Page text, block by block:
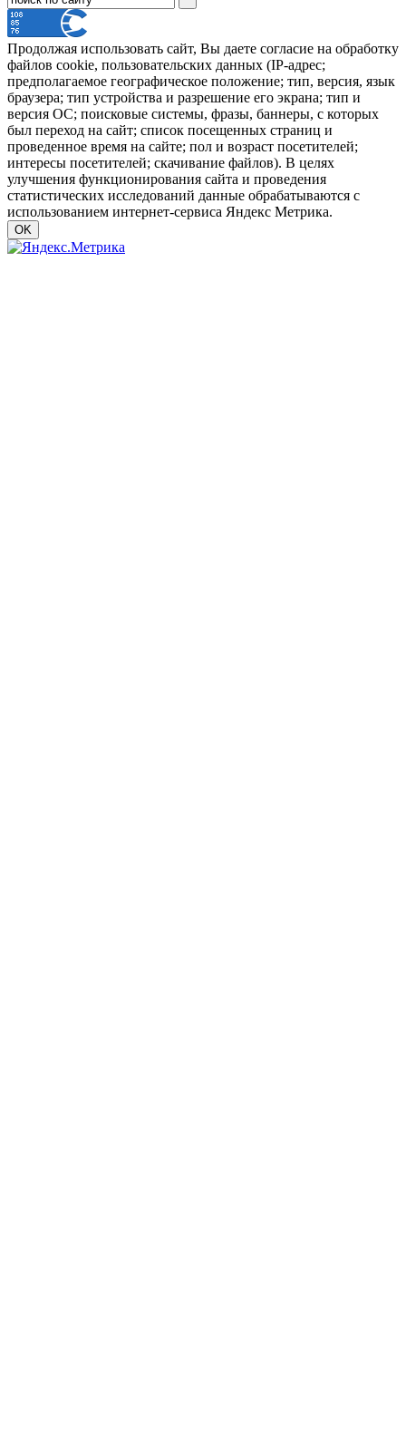
Продолжая использовать сайт, Вы даете согласие на обработку
файлов cookie, пользовательских данных (IP-адрес;
предполагаемое географическое положение; тип, версия, язык
браузера; тип устройства и разрешение его экрана; тип и
версия ОС; поисковые системы, фразы, баннеры, с которых
был переход на сайт; список посещенных страниц и
проведенное время на сайте; пол и возраст посетителей;
интересы посетителей; скачивание файлов). В целях
улучшения функционирования сайта и проведения
статистических исследований данные обрабатываются с
использованием интернет-сервиса Яндекс Метрика.
OK